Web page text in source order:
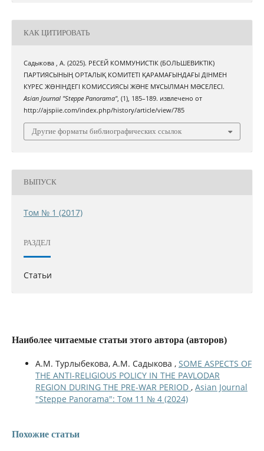
КАК ЦИТИРОВАТЬ
Садыкова , А. (2025). РЕСЕЙ КОММУНИСТІК (БОЛЬШЕВИКТІК)
ПАРТИЯСЫНЫҢ ОРТАЛЫҚ КОМИТЕТІ ҚАРАМАҒЫНДАҒЫ ДІНМЕН
КҮРЕС ЖӨНІНДЕГІ КОМИССИЯСЫ ЖƏНЕ МҰСЫЛМАН МƏСЕЛЕСІ.
Asian Journal "Steppe Panorama", (1), 185–189. извлечено от
http://ajspiie.com/index.php/history/article/view/785
Другие форматы библиографических ссылок
ВЫПУСК
Том № 1 (2017)
РАЗДЕЛ
Статьи
Наиболее читаемые статьи этого автора (авторов)
А.М. Турлыбекова, А.М. Садыкова , SOME ASPECTS OF
THE ANTI-RELIGIOUS POLICY IN THE PAVLODAR
REGION DURING THE PRE-WAR PERIOD , Asian Journal
"Steppe Panorama": Том 11 № 4 (2024)
Похожие статьи